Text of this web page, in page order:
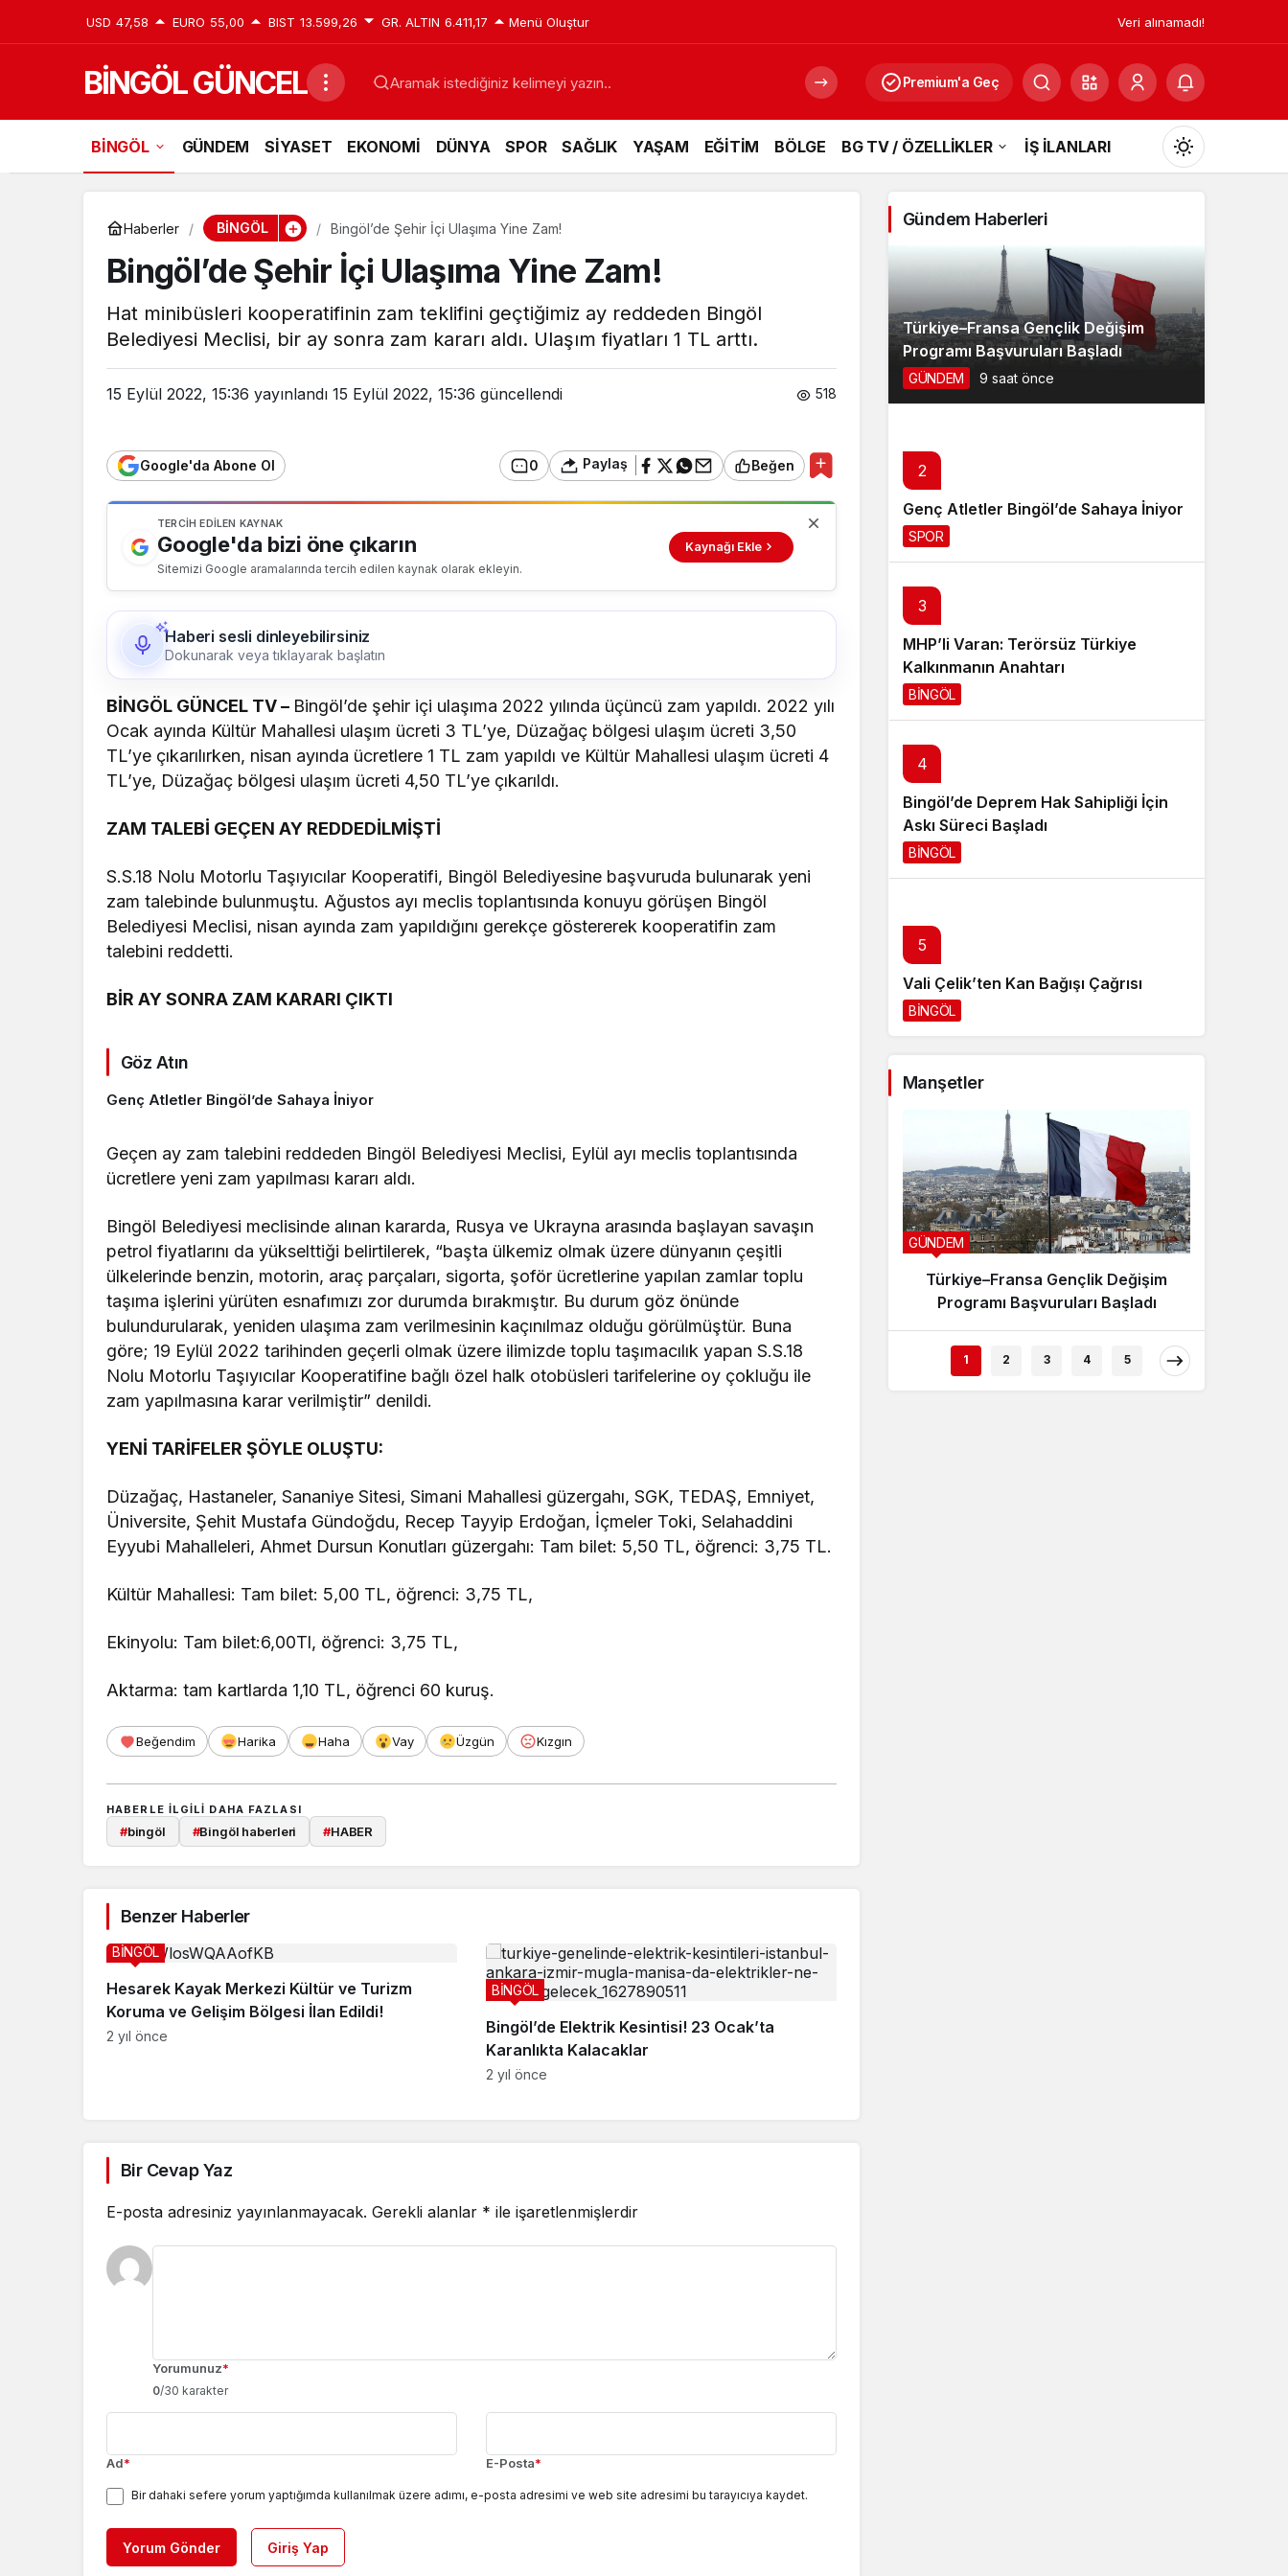
USD 47,58 EURO 55,00 BIST 13.599,26 GR. ALTIN 6.411,17 Menü Oluştur Veri alınamadı!
BİNGÖL GÜNCEL Aramak istediğiniz kelimeyi yazın.. Premium'a Geç
BİNGÖL GÜNDEM SİYASET EKONOMİ DÜNYA SPOR SAĞLIK YAŞAM EĞİTİM BÖLGE BG TV / ÖZELLİKLER İŞ İLANLARI
Mod
değiştir
Gündüz Modu
Gündüz modunu seçin.
Gece Modu
Haberler BİNGÖL Bingöl’de Şehir İçi Ulaşıma Yine Zam!
Bingöl’de Şehir İçi Ulaşıma Yine Zam!
Hat minibüsleri kooperatifinin zam teklifini geçtiğimiz ay reddeden Bingöl
Belediyesi Meclisi, bir ay sonra zam kararı aldı. Ulaşım fiyatları 1 TL arttı.
15 Eylül 2022, 15:36 yayınlandı 15 Eylül 2022, 15:36 güncellendi 518
Google'da Abone Ol 0 Paylaş Beğen
TERCIH EDILEN KAYNAK
Google'da bizi öne çıkarın
Sitemizi Google aramalarında tercih edilen kaynak olarak ekleyin.
Kaynağı Ekle
Haberi sesli dinleyebilirsiniz
Dokunarak veya tıklayarak başlatın
BİNGÖL GÜNCEL TV – Bingöl’de şehir içi ulaşıma 2022 yılında üçüncü zam yapıldı. 2022 yılı
Ocak ayında Kültür Mahallesi ulaşım ücreti 3 TL’ye, Düzağaç bölgesi ulaşım ücreti 3,50
TL’ye çıkarılırken, nisan ayında ücretlere 1 TL zam yapıldı ve Kültür Mahallesi ulaşım ücreti 4
TL’ye, Düzağaç bölgesi ulaşım ücreti 4,50 TL’ye çıkarıldı.
ZAM TALEBİ GEÇEN AY REDDEDİLMİŞTİ
S.S.18 Nolu Motorlu Taşıyıcılar Kooperatifi, Bingöl Belediyesine başvuruda bulunarak yeni
zam talebinde bulunmuştu. Ağustos ayı meclis toplantısında konuyu görüşen Bingöl
Belediyesi Meclisi, nisan ayında zam yapıldığını gerekçe göstererek kooperatifin zam
talebini reddetti.
BİR AY SONRA ZAM KARARI ÇIKTI
Göz Atın
Genç Atletler Bingöl’de Sahaya İniyor
Geçen ay zam talebini reddeden Bingöl Belediyesi Meclisi, Eylül ayı meclis toplantısında
ücretlere yeni zam yapılması kararı aldı.
Bingöl Belediyesi meclisinde alınan kararda, Rusya ve Ukrayna arasında başlayan savaşın
petrol fiyatlarını da yükselttiği belirtilerek, “başta ülkemiz olmak üzere dünyanın çeşitli
ülkelerinde benzin, motorin, araç parçaları, sigorta, şoför ücretlerine yapılan zamlar toplu
taşıma işlerini yürüten esnafımızı zor durumda bırakmıştır. Bu durum göz önünde
bulundurularak, yeniden ulaşıma zam verilmesinin kaçınılmaz olduğu görülmüştür. Buna
göre; 19 Eylül 2022 tarihinden geçerli olmak üzere ilimizde toplu taşımacılık yapan S.S.18
Nolu Motorlu Taşıyıcılar Kooperatifine bağlı özel halk otobüsleri tarifelerine oy çokluğu ile
zam yapılmasına karar verilmiştir” denildi.
YENİ TARİFELER ŞÖYLE OLUŞTU:
Düzağaç, Hastaneler, Sananiye Sitesi, Simani Mahallesi güzergahı, SGK, TEDAŞ, Emniyet,
Üniversite, Şehit Mustafa Gündoğdu, Recep Tayyip Erdoğan, İçmeler Toki, Selahaddini
Eyyubi Mahalleleri, Ahmet Dursun Konutları güzergahı: Tam bilet: 5,50 TL, öğrenci: 3,75 TL.
Kültür Mahallesi: Tam bilet: 5,00 TL, öğrenci: 3,75 TL,
Ekinyolu: Tam bilet:6,00Tl, öğrenci: 3,75 TL,
Aktarma: tam kartlarda 1,10 TL, öğrenci 60 kuruş.
Beğendim Harika Haha Vay Üzgün Kızgın
HABERLE ILGILI DAHA FAZLASI
#bingöl #Bingöl haberleri #HABER
Benzer Haberler
Hesarek Kayak Merkezi Kültür ve Turizm
Koruma ve Gelişim Bölgesi İlan Edildi!
BİNGÖL
2 yıl önce
Bingöl’de Elektrik Kesintisi! 23 Ocak’ta
Karanlıkta Kalacaklar
BİNGÖL
2 yıl önce
Bir Cevap Yaz
E-posta adresiniz yayınlanmayacak. Gerekli alanlar * ile işaretlenmişlerdir
Yorumunuz*
0/30 karakter
Ad* E-Posta*
Bir dahaki sefere yorum yaptığımda kullanılmak üzere adımı, e-posta adresimi ve web site adresimi bu tarayıcıya kaydet.
Yorum Gönder Giriş Yap
Gündem Haberleri
Türkiye–Fransa Gençlik Değişim
Programı Başvuruları Başladı
GÜNDEM 9 saat önce
2
Genç Atletler Bingöl’de Sahaya İniyor
SPOR
3
MHP’li Varan: Terörsüz Türkiye
Kalkınmanın Anahtarı
BİNGÖL
4
Bingöl’de Deprem Hak Sahipliği İçin
Askı Süreci Başladı
BİNGÖL
5
Vali Çelik’ten Kan Bağışı Çağrısı
BİNGÖL
Manşetler
GÜNDEM
Türkiye–Fransa Gençlik Değişim
Programı Başvuruları Başladı
1 2 3 4 5